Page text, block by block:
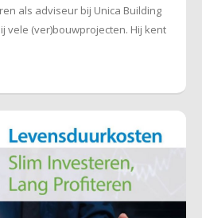
als adviseur bij Unica Building
vele (ver)bouwprojecten. Hij kent
‘Opdrachtgevers willen
de app van Life Cycle Vision. Die
alternatieven sneller uit te
Dat helpt opdrachtgevers bij